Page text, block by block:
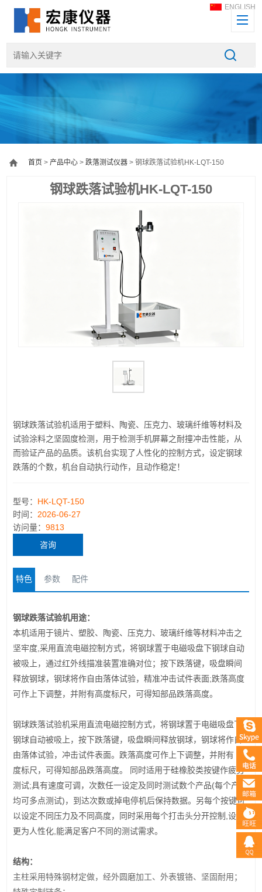
ENGLISH
首页 >产品中心 >跌落测试仪器 > 钢球跌落试验机HK-LQT-150
钢球跌落试验机HK-LQT-150
钢球跌落试验机适用于塑料、陶瓷、压克力、玻璃纤维等材料及
试验涂料之坚固度检测，用于检测手机屏幕之耐撞冲击性能，从
而验证产品的品质。该机台实现了人性化的控制方式，设定钢球
跌落的个数，机台自动执行动作，且动作稳定！
型号： HK-LQT-150
时间： 2026-06-27
访问量：9813
咨询
特色 参数 配件
钢球跌落试验机用途：
本机适用于镜片、塑胶、陶瓷、压克力、玻璃纤维等材料冲击之
坚牢度,采用直流电磁控制方式，将钢球置于电磁吸盘下钢球自动
被吸上，通过红外线描准装置准确对位；按下跌落键，吸盘瞬间
释放钢球，钢球将作自由落体试验，精准冲击试件表面;跌落高度
可作上下调整，并附有高度标尺，可得知部品跌落高度。
钢球跌落试验机采用直流电磁控制方式，将钢球置于电磁吸盘下
钢球自动被吸上，按下跌落键，吸盘瞬间释放钢球，钢球将作自
由落体试验，冲击试件表面。跌落高度可作上下调整，并附有 高
度标尺，可得知部品跌落高度。
同时适用于硅橡胶类按键作疲劳
测试;具有速度可调，次数任一设定及同时测试数个产品(每个产品
均可多点测试)，到达次数或掉电停机后保持数据。另每个按键可
以设定不同压力及不同高度，
同时采用每个打击头分开控制,设计
更为人性化,能满足客户不同的测试需求。
结构：
主柱采用特殊钢材定做，经外圆磨加工、外表镀铬、坚固耐用；